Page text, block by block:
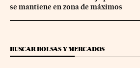
se mantiene en zona de máximos
BUSCAR BOLSAS Y MERCADOS